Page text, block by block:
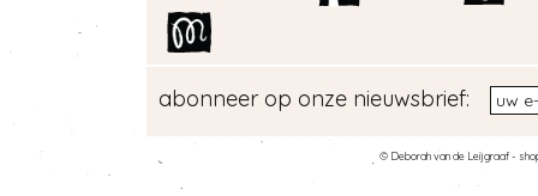
abonneer op onze nieuwsbrief:
© Deborah van de Leijgraaf -